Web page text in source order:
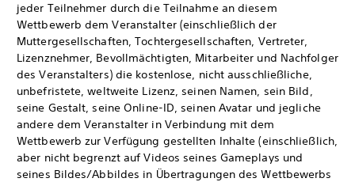
jeder Teilnehmer durch die Teilnahme an diesem
Wettbewerb dem Veranstalter (einschließlich der
Muttergesellschaften, Tochtergesellschaften, Vertreter,
Lizenznehmer, Bevollmächtigten, Mitarbeiter und Nachfolger
des Veranstalters) die kostenlose, nicht ausschließliche,
unbefristete, weltweite Lizenz, seinen Namen, sein Bild,
seine Gestalt, seine Online-ID, seinen Avatar und jegliche
andere dem Veranstalter in Verbindung mit dem
Wettbewerb zur Verfügung gestellten Inhalte (einschließlich,
aber nicht begrenzt auf Videos seines Gameplays und
seines Bildes/Abbildes in Übertragungen des Wettbewerbs